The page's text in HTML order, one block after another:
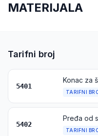
MATERIJALA
Tarifni broj
5401
TARIFNI
5402
TARIFNI